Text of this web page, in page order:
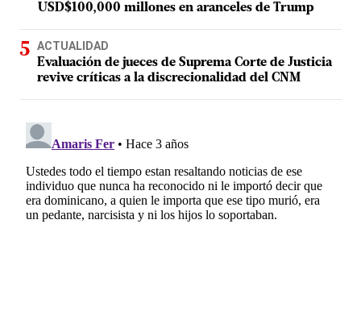
USD$100,000 millones en aranceles de Trump
ACTUALIDAD
Evaluación de jueces de Suprema Corte de Justicia
revive críticas a la discrecionalidad del CNM